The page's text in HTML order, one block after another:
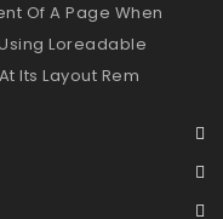
Of A Page When
Loreadable
Its Layout Rem